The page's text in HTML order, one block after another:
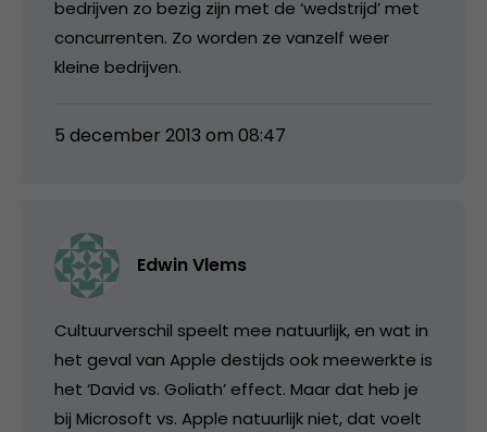
bedrijven zo bezig zijn met de ‘wedstrijd’ met
concurrenten. Zo worden ze vanzelf weer
kleine bedrijven.
5 december 2013 om 08:47
Edwin Vlems
Cultuurverschil speelt mee natuurlijk, en wat in
het geval van Apple destijds ook meewerkte is
het ‘David vs. Goliath’ effect. Maar dat heb je
bij Microsoft vs. Apple natuurlijk niet, dat voelt